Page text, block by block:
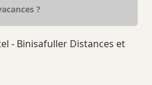
?
- Binisafuller Distances et